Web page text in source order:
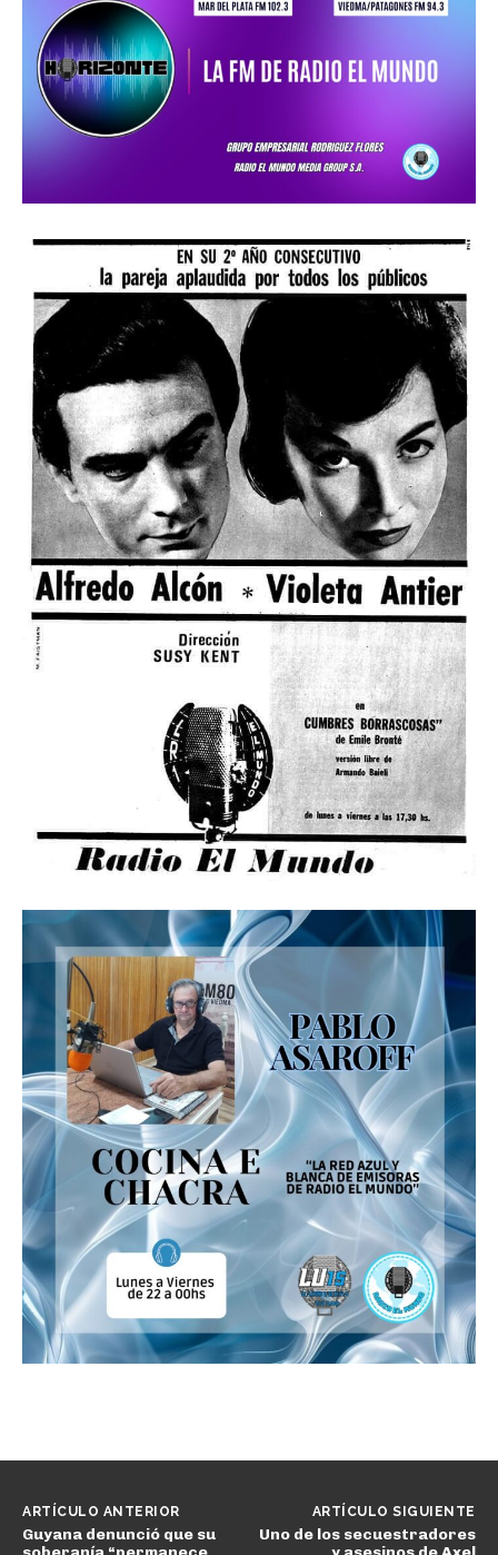
ARTÍCULO ANTERIOR
Guyana denunció que su
ARTÍCULO SIGUIENTE
Uno de los secuestradores